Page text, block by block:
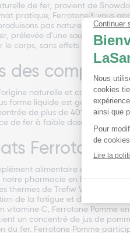
de fer, provient de
pratique, Ferrotone® vous
pas naturellement.
prélevée d'une source unique
le corps, sans effets secondaires.
des
naturelle et contiennent
forme liquide est
de plus de 40%. Chaque
de fer à faible dose, ce qui
Ferrotone
alimentaire à base
notre pharmacie en ligne
thermes de Trefiw Wells, de
de la fatigue et de
vitamine C, Ferrotone Pomme
un concentré de jus de
du fer. Ferrotone Pomme